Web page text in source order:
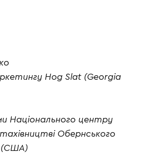
Hog Slat (Georgia
Національного центру
Обернського
(США)